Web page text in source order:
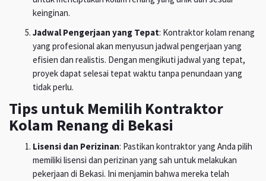
keinginan.
Jadwal Pengerjaan yang Tepat: Kontraktor kolam renang
yang profesional akan menyusun jadwal pengerjaan yang
efisien dan realistis. Dengan mengikuti jadwal yang tepat,
proyek dapat selesai tepat waktu tanpa penundaan yang
tidak perlu.
Tips untuk Memilih Kontraktor
Kolam Renang di Bekasi
Lisensi dan Perizinan: Pastikan kontraktor yang Anda pilih
memiliki lisensi dan perizinan yang sah untuk melakukan
pekerjaan di Bekasi. Ini menjamin bahwa mereka telah